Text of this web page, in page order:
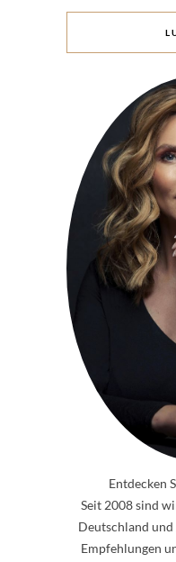
Entdecken
Seit 2008 sind
Deutschland
Empfehlungen